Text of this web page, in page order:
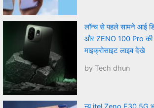
लॉन्च से पहले सामने आई
और ZENO 100 Pro
माइक्रोसाइट लाइव देखे
by Tech dhun